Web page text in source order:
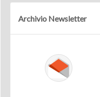
Archivio Newsletter